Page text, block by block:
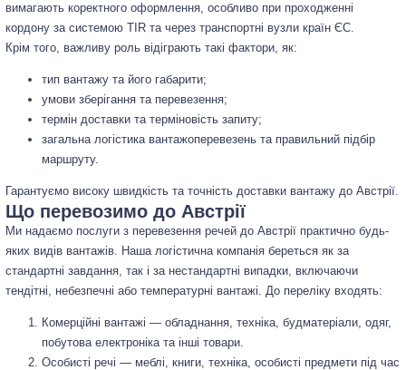
вимагають коректного оформлення, особливо при проходженні
кордону за системою TIR та через транспортні вузли країн ЄС.
Крім того, важливу роль відіграють такі фактори, як:
тип вантажу та його габарити;
умови зберігання та перевезення;
термін доставки та терміновість запиту;
загальна логістика вантажоперевезень та правильний підбір
маршруту.
Гарантуємо високу швидкість та точність доставки вантажу до Австрії.
Що перевозимо до Австрії
Ми надаємо послуги з перевезення речей до Австрії практично будь-
яких видів вантажів. Наша логістична компанія береться як за
стандартні завдання, так і за нестандартні випадки, включаючи
тендітні, небезпечні або температурні вантажі. До переліку входять:
Комерційні вантажі — обладнання, техніка, будматеріали, одяг,
побутова електроніка та інші товари.
Особисті речі — меблі, книги, техніка, особисті предмети під час